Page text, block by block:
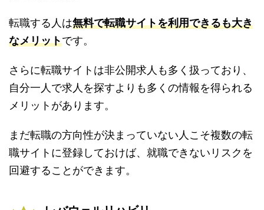
転職する人は無料で転職サイトを利用できるも大き
なメリットです。
さらに転職サイトは非公開求人も多く扱っており、
自分一人で求人を探すよりも多くの情報を得られる
メリットがあります。
まだ転職の方向性が決まっていない人こそ複数の転
職サイトに登録しておけば、就職できないリスクを
回避することができます。